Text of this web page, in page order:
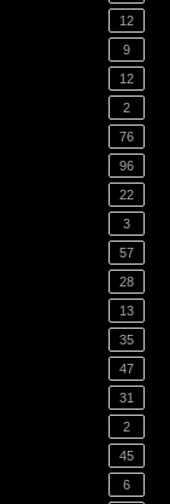
12
9
12
2
76
96
22
3
57
28
13
35
47
31
2
45
6